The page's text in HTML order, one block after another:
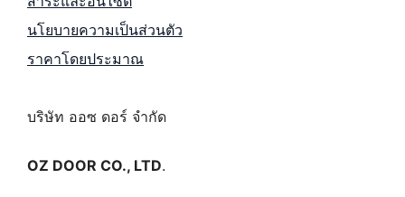
นโยบายความเป็นส่วนตัว
ราคาโดยประมาณ
บริษัท ออซ ดอร์ จำกัด
OZ DOOR CO., LTD.